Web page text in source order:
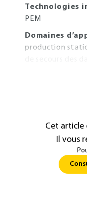
Technologies
PEM
Domaines
production
Cet article
Il vous